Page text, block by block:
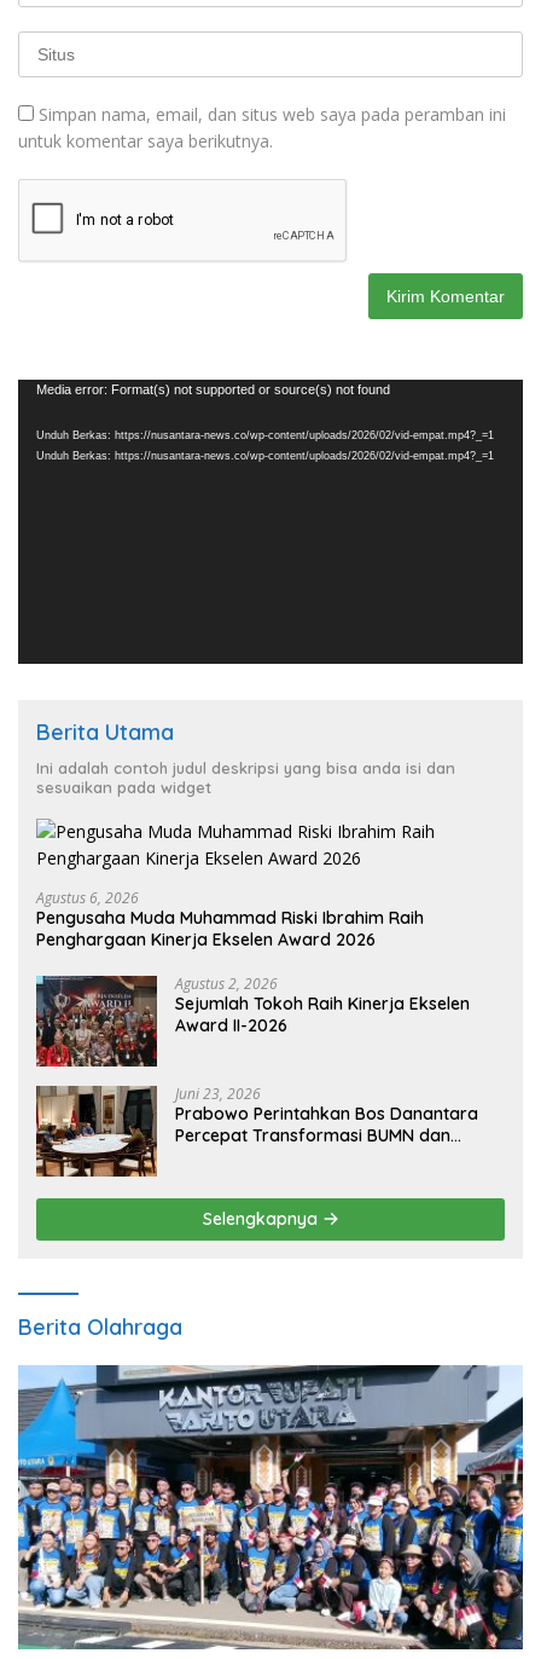
Simpan nama, email, dan situs web saya pada peramban ini
untuk komentar saya berikutnya.
Pemutar
Media error: Format(s) not supported or source(s) not found
Unduh Berkas: https://nusantara-news.co/wp-content/uploads/2026/02/vid-empat.mp4?_=1
Unduh Berkas: https://nusantara-news.co/wp-content/uploads/2026/02/vid-empat.mp4?_=1
Berita Utama
Ini adalah contoh judul deskripsi yang bisa anda isi dan
sesuaikan pada widget
Agustus 6, 2026
Pengusaha Muda Muhammad Riski Ibrahim Raih
Penghargaan Kinerja Ekselen Award 2026
Agustus 2, 2026
Sejumlah Tokoh Raih Kinerja Ekselen
Award II-2026
Juni 23, 2026
Prabowo Perintahkan Bos Danantara
Percepat Transformasi BUMN dan
Selengkapnya
Berita Olahraga